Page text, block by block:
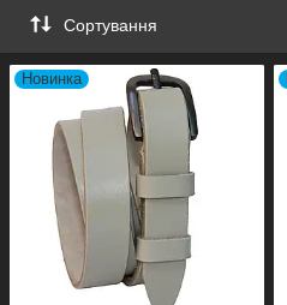
Сортування
Новинка